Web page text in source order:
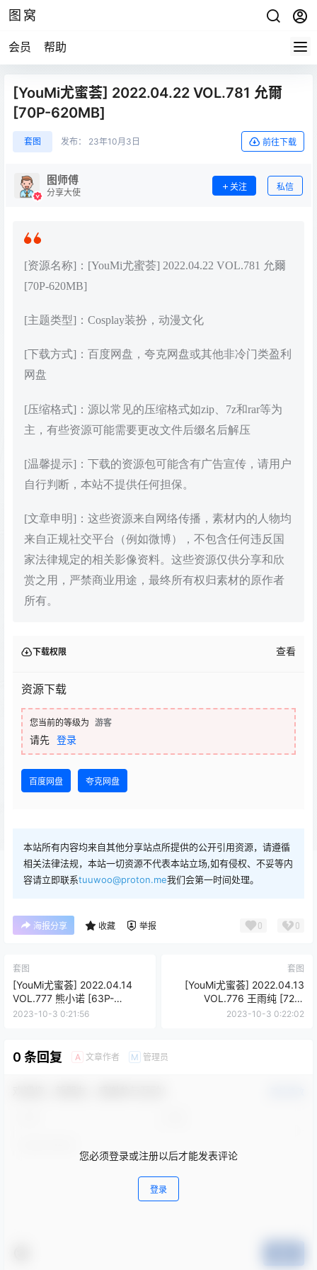
图窝
会员 帮助
[YouMi尤蜜荟] 2022.04.22 VOL.781 允爾
[70P-620MB]
套图 发布： 23年10月3日 前往下载
图师傅
分享大使
关注 私信
[资源名称]：[YouMi尤蜜荟] 2022.04.22 VOL.781 允爾
[70P-620MB]
[主题类型]：Cosplay装扮，动漫文化
[下载方式]：百度网盘，夸克网盘或其他非冷门类盈利
网盘
[压缩格式]：源以常见的压缩格式如zip、7z和rar等为
主，有些资源可能需要更改文件后缀名后解压
[温馨提示]：下载的资源包可能含有广告宣传，请用户
自行判断，本站不提供任何担保。
[文章申明]：这些资源来自网络传播，素材内的人物均
来自正规社交平台（例如微博），不包含任何违反国
家法律规定的相关影像资料。这些资源仅供分享和欣
赏之用，严禁商业用途，最终所有权归素材的原作者
所有。
下载权限 查看
资源下载
您当前的等级为 游客
请先 登录
百度网盘 夸克网盘
本站所有内容均来自其他分享站点所提供的公开引用资源，请遵循
相关法律法规，本站一切资源不代表本站立场,如有侵权、不妥等内
容请立即联系tuuwoo@proton.me我们会第一时间处理。
海报分享 收藏 举报 0 0
套图
[YouMi尤蜜荟] 2022.04.14
VOL.777 熊小诺 [63P-
486MB]
2023-10-3 0:21:56
套图
[YouMi尤蜜荟] 2022.04.13
VOL.776 王雨纯 [72P-
584MB]
2023-10-3 0:22:02
0 条回复 A 文章作者 M 管理员
您必须登录或注册以后才能发表评论
登录